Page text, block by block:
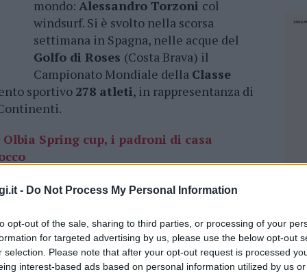
- Do Not Process My Personal Information
opt-out of the sale, sharing to third parties, or processing of your
for targeted advertising by us, please use the below opt-out
selection. Please note that after your opt-out request is processed
interest-based ads based on personal information utilized by us
mondo: Alessandro Torzoni col
windsurf. Si è svolto nella scorsa
settimana in Spagna, nelle acque del
Golfo di Roses (Costa Brava) il
Campionato Mondiale della Classe
sportivo 278 atleti, in rappresentanza di
Spring cup, i padroni di casa
da condizioni di vento sostenuto
Circolo Nautico Olbia si è aggiudicato la
del Mondo 2024 della Classe
con una impressionante serie di primi